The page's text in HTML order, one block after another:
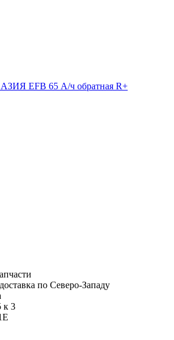
EFB 65 А/ч обратная R+
по Северо-Западу
к 3